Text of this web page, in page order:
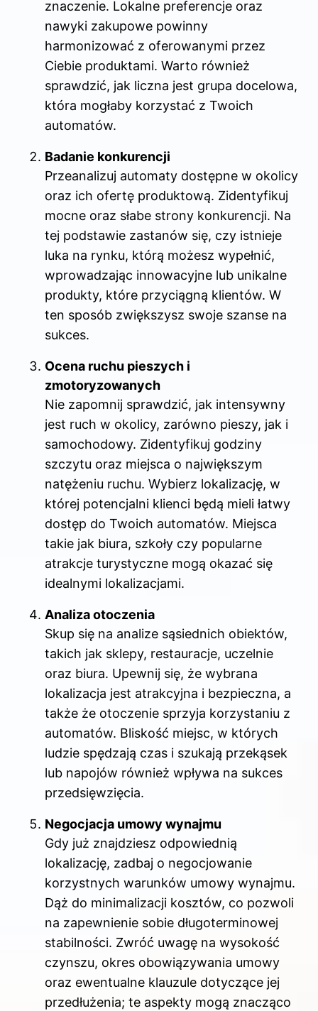
znaczenie. Lokalne preferencje oraz
nawyki zakupowe powinny
harmonizować z oferowanymi przez
Ciebie produktami. Warto również
sprawdzić, jak liczna jest grupa docelowa,
która mogłaby korzystać z Twoich
automatów.
Badanie konkurencji
Przeanalizuj automaty dostępne w okolicy
oraz ich ofertę produktową. Zidentyfikuj
mocne oraz słabe strony konkurencji. Na
tej podstawie zastanów się, czy istnieje
luka na rynku, którą możesz wypełnić,
wprowadzając innowacyjne lub unikalne
produkty, które przyciągną klientów. W
ten sposób zwiększysz swoje szanse na
sukces.
Ocena ruchu pieszych i
zmotoryzowanych
Nie zapomnij sprawdzić, jak intensywny
jest ruch w okolicy, zarówno pieszy, jak i
samochodowy. Zidentyfikuj godziny
szczytu oraz miejsca o największym
natężeniu ruchu. Wybierz lokalizację, w
której potencjalni klienci będą mieli łatwy
dostęp do Twoich automatów. Miejsca
takie jak biura, szkoły czy popularne
atrakcje turystyczne mogą okazać się
idealnymi lokalizacjami.
Analiza otoczenia
Skup się na analize sąsiednich obiektów,
takich jak sklepy, restauracje, uczelnie
oraz biura. Upewnij się, że wybrana
lokalizacja jest atrakcyjna i bezpieczna, a
także że otoczenie sprzyja korzystaniu z
automatów. Bliskość miejsc, w których
ludzie spędzają czas i szukają przekąsek
lub napojów również wpływa na sukces
przedsięwzięcia.
Negocjacja umowy wynajmu
Gdy już znajdziesz odpowiednią
lokalizację, zadbaj o negocjowanie
korzystnych warunków umowy wynajmu.
Dąż do minimalizacji kosztów, co pozwoli
na zapewnienie sobie długoterminowej
stabilności. Zwróć uwagę na wysokość
czynszu, okres obowiązywania umowy
oraz ewentualne klauzule dotyczące jej
przedłużenia; te aspekty mogą znacząco